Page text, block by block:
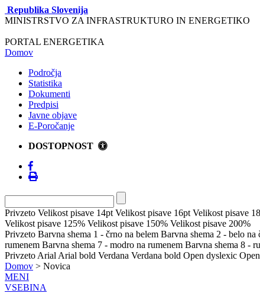
Republika Slovenija
MINISTRSTVO ZA INFRASTRUKTURO IN ENERGETIKO
PORTAL ENERGETIKA
Domov
Področja
Statistika
Dokumenti
Predpisi
Javne objave
E-Poročanje
DOSTOPNOST
Privzeto Velikost pisave 14pt Velikost pisave 16pt Velikost pisave
Velikost pisave 125% Velikost pisave 150% Velikost pisave 200%
Privzeto Barvna shema 1 - črno na belem Barvna shema 2 - belo na
rumenem Barvna shema 7 - modro na rumenem Barvna shema 8 -
Privzeto Arial Arial bold Verdana Verdana bold Open dyslexic
Domov > Novica
MENI
VSEBINA